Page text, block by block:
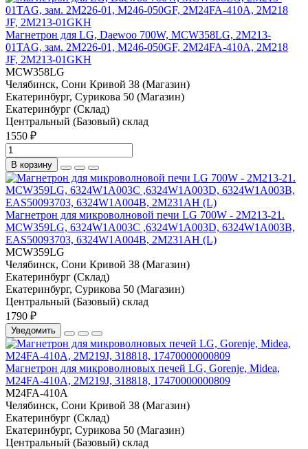
Магнетрон для LG, Daewoo 700W, MCW358LG, 2M213-
01TAG, зам. 2M226-01, M246-050GF, 2M24FA-410A, 2M218
JF, 2M213-01GKH
MCW358LG
Челябинск, Сони Кривой 38 (Магазин)
Екатеринбург, Сурикова 50 (Магазин)
Екатеринбург (Склад)
Центральный (Базовый) склад
1550 ₽
В корзину
Магнетрон для микроволновой печи LG 700W - 2M213-21.
MCW359LG, 6324W1A003C ,6324W1A003D, 6324W1A003B,
EAS50093703, 6324W1A004B, 2M231AH (L)
MCW359LG
Челябинск, Сони Кривой 38 (Магазин)
Екатеринбург (Склад)
Екатеринбург, Сурикова 50 (Магазин)
Центральный (Базовый) склад
1790 ₽
Уведомить
Магнетрон для микроволновых печей LG, Gorenje, Midea,
M24FA-410A, 2M219J, 318818, 17470000000809
M24FA-410A
Челябинск, Сони Кривой 38 (Магазин)
Екатеринбург (Склад)
Екатеринбург, Сурикова 50 (Магазин)
Центральный (Базовый) склад